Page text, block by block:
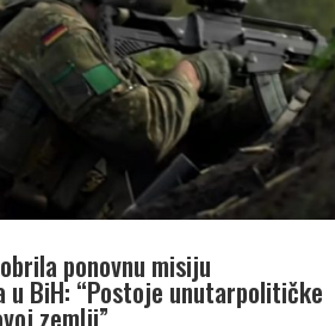
ponovnu misiju
u BiH: “Postoje unutarpolitičke
zemlji”